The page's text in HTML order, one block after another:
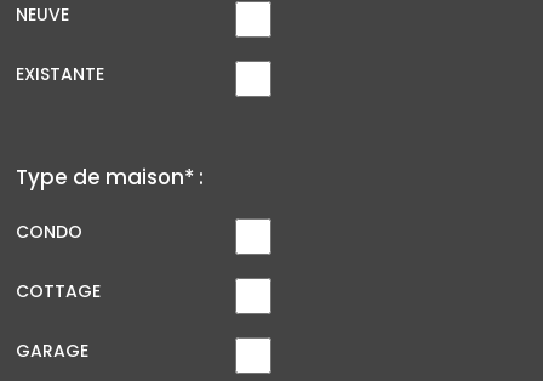
NEUVE
EXISTANTE
Type de maison* :
CONDO
COTTAGE
GARAGE